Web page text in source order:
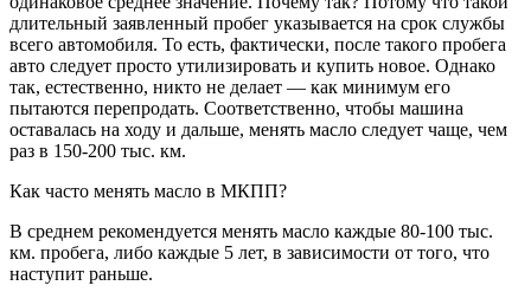
длительный заявленный пробег указывается на срок службы
всего автомобиля. То есть, фактически, после такого пробега
авто следует просто утилизировать и купить новое. Однако
так, естественно, никто не делает — как минимум его
пытаются перепродать. Соответственно, чтобы машина
оставалась на ходу и дальше, менять масло следует чаще, чем
раз в 150-200 тыс. км.
Как часто менять масло в МКПП?
В среднем рекомендуется менять масло каждые 80-100 тыс.
км. пробега, либо каждые 5 лет, в зависимости от того, что
наступит раньше.